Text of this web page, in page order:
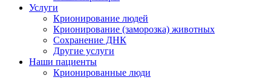
Услуги
Крионирование людей
Крионирование (заморозка) животных
Сохранение ДНК
Другие услуги
Наши пациенты
Крионированные люди